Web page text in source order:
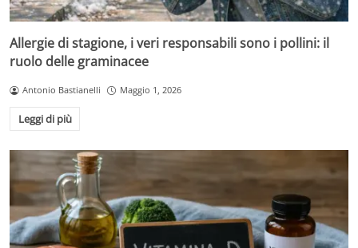
Allergie di stagione, i veri responsabili sono i pollini: il
ruolo delle graminacee
Antonio Bastianelli Maggio 1, 2026
Leggi di più